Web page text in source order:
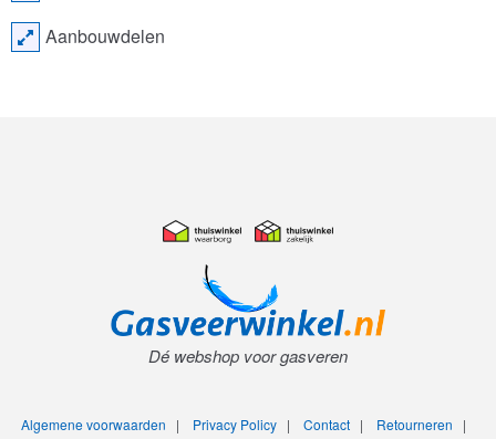
Aanbouwdelen
Dé webshop voor gasveren
Algemene voorwaarden | Privacy Policy| Contact| Retourneren |